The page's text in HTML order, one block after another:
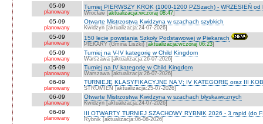
05-09
planowany
Turniej PIERWSZY KROK (1000-1200 PZSzach) - WRZESIEŃ od
Wrocław [aktualizacja:wczoraj 08:47]
05-09
planowany
Otwarte Mistrzostwa Kwidzyna w szachach szybkich
Kwidzyn [aktualizacja:24-07-2026]
05-09
planowany
150 lecie powstania Szkoły Podstawowej w Piekarach
PIEKARY (Gmina Liszki) [aktualizacja:wczoraj 06:23]
05-09
planowany
Turniej na V-IV kategorię w Child Kingdom
Warszawa [aktualizacja:26-07-2026]
05-09
planowany
Turniej na IV kategorię w Child Kingdom
Warszawa [aktualizacja:26-07-2026]
06-09
planowany
TURNIEJE KLASYFIKACYJNE NA V; IV KATEGORIĘ oraz III
STRUMIEŃ [aktualizacja:25-07-2026]
06-09
planowany
Otwarte Mistrzostwa Kwidzyna w szachach błyskawicznych
Kwidzyn [aktualizacja:24-07-2026]
06-09
planowany
III OTWARTY TURNIEJ SZACHOWY RYBNIK 2026 - 3 rapid (do
Rybnik [aktualizacja:06-08-2026]